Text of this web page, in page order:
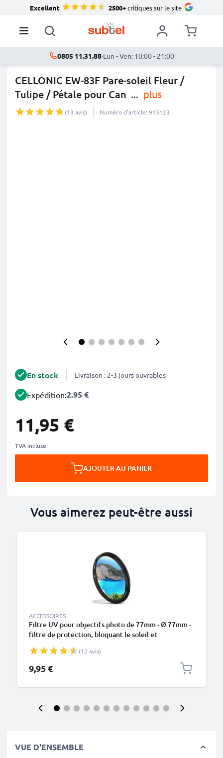
Excellent 2500+critiques sur le site
0805 11.31.88·Lun - Ven: 10:00 - 21:00
CELLONIC EW-83F Pare-soleil Fleur /
Tulipe / Pétale pour Can ... plus
(13 avis) Numéro d’article: 913123
En stock Livraison : 2-3 jours ouvrables
Expédition:2.95 €
11,95 €
TVA incluse
AJOUTER AU PANIER
Vous aimerez peut-être aussi
ACCESSOIRES
Filtre UV pour objectifs photo de 77mm - Ø 77mm -
filtre de protection, bloquant le soleil et
(12 avis)
9,95 €
VUE D'ENSEMBLE